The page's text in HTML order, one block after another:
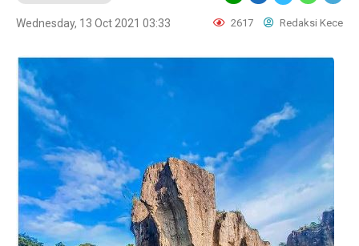
Wednesday, 13 Oct 2021 03:33 2617 Redaksi Kece